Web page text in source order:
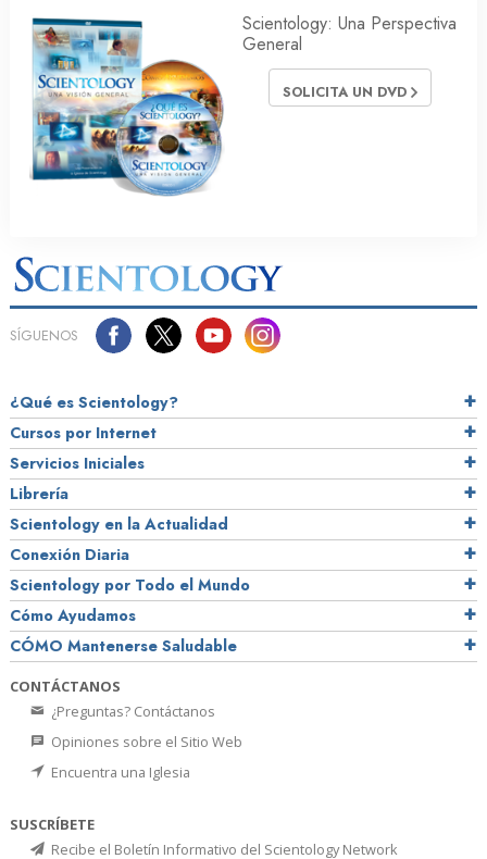
Scientology: Una Perspectiva
General
SOLICITA UN DVD
SÍGUENOS
¿Qué es Scientology?
Cursos por Internet
Servicios Iniciales
Librería
Scientology en la Actualidad
Conexión Diaria
Scientology por Todo el Mundo
Cómo Ayudamos
CÓMO Mantenerse Saludable
CONTÁCTANOS
¿Preguntas? Contáctanos
Opiniones sobre el Sitio Web
Encuentra una Iglesia
SUSCRÍBETE
Recibe el Boletín Informativo del Scientology Network